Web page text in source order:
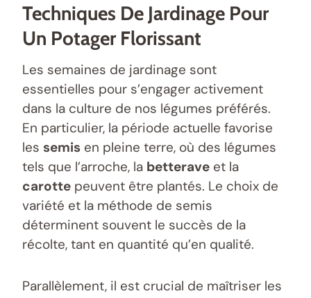
Techniques De Jardinage Pour
Un Potager Florissant
Les semaines de jardinage sont
essentielles pour s’engager activement
dans la culture de nos légumes préférés.
En particulier, la période actuelle favorise
les semis en pleine terre, où des légumes
tels que l’arroche, la betterave et la
carotte peuvent être plantés. Le choix de
variété et la méthode de semis
déterminent souvent le succès de la
récolte, tant en quantité qu’en qualité.
Parallèlement, il est crucial de maîtriser les